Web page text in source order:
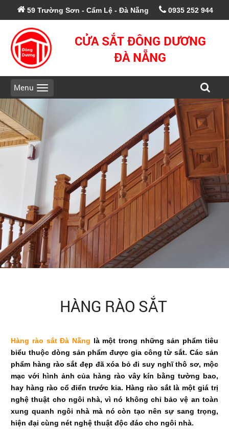
0935 252 944
59 Trường Sơn - Cẩm Lệ - Đà Nẵng
CỬA SẮT ĐÔNG DƯƠNG
ĐÀ NẴNG
Toggle
Menu
HÀNG RÀO SẮT
Hàng rào sắt Đà Nẵng là một trong những sản phẩm tiêu
biểu thuộc dòng sản phẩm được gia công từ sắt. Các sản
phẩm hàng rào sắt đẹp đã xóa bỏ đi suy nghĩ thô sơ, mộc
mạc với hình ảnh của hàng rào vây kín bằng tường bao,
hay hàng rào cổ điển trước kia. Hàng rào sắt là một giá trị
nghệ thuật cho ngôi nhà, vì nó không chỉ bảo vệ an toàn
xung quanh ngôi nhà mà nó còn tạo nên sự sang trọng,
hiện đại cùng nét nghệ thuật độc đáo cho ngôi nhà.